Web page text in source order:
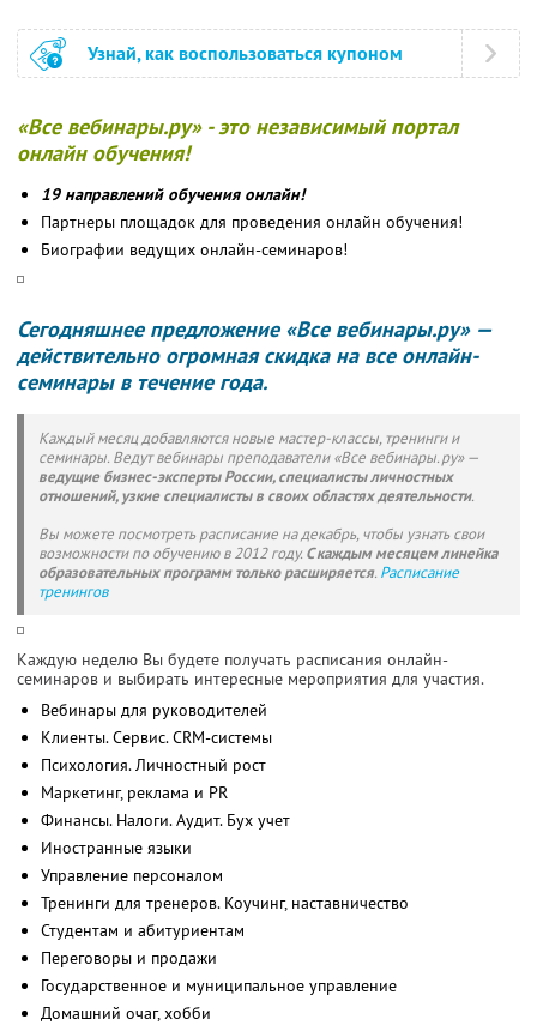
Узнай, как воспользоваться купоном
«Все вебинары.ру» - это независимый портал
онлайн обучения!
19 направлений обучения онлайн!
Партнеры площадок для проведения онлайн обучения!
Биографии ведущих онлайн-семинаров!
Сегодняшнее предложение «Все вебинары.ру» —
действительно огромная скидка на все онлайн-
семинары в течение года.
Каждый месяц добавляются новые мастер-классы, тренинги и
семинары. Ведут вебинары преподаватели «Все вебинары.ру» —
ведущие бизнес-эксперты России, специалисты личностных
отношений, узкие специалисты в своих областях деятельности.
Вы можете посмотреть расписание на декабрь, чтобы узнать свои
возможности по обучению в 2012 году.С каждым месяцем линейка
образовательных программ только расширяется. Расписание
тренингов
Каждую неделю Вы будете получать расписания онлайн-
семинаров и выбирать интересные мероприятия для участия.
Вебинары для руководителей
Клиенты. Сервис. CRM-системы
Психология. Личностный рост
Маркетинг, реклама и PR
Финансы. Налоги. Аудит. Бух учет
Иностранные языки
Управление персоналом
Тренинги для тренеров. Коучинг, наставничество
Студентам и абитуриентам
Переговоры и продажи
Государственное и муниципальное управление
Домашний очаг, хобби